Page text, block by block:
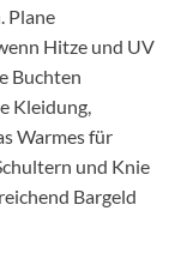
Plane
Hitze und UV
Buchten
Kleidung,
Warmes für
und Knie
Bargeld